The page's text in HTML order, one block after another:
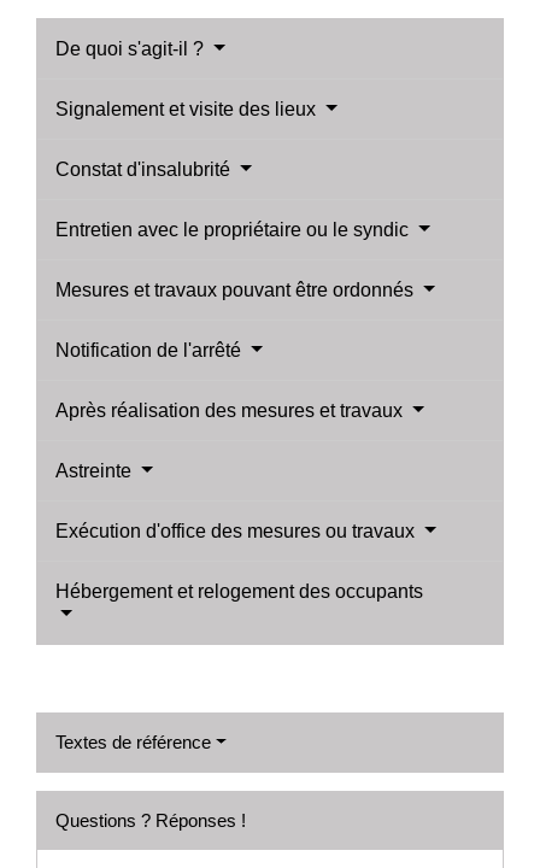
De quoi s'agit-il ?
Signalement et visite des lieux
Constat d'insalubrité
Entretien avec le propriétaire ou le syndic
Mesures et travaux pouvant être ordonnés
Notification de l'arrêté
Après réalisation des mesures et travaux
Astreinte
Exécution d'office des mesures ou travaux
Hébergement et relogement des occupants
Textes de référence
Questions ? Réponses !